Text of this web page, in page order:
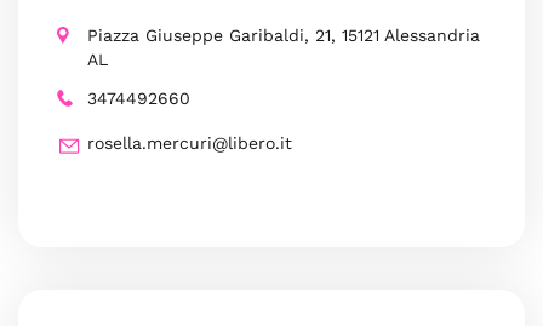
Piazza Giuseppe Garibaldi, 21, 15121 Alessandria
AL
3474492660
rosella.mercuri@libero.it